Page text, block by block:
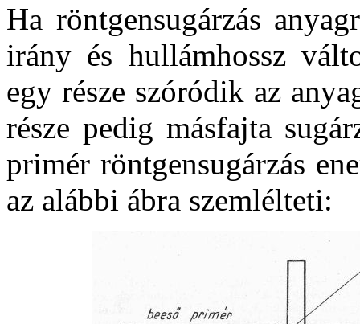
Ha röntgensugárzás
irány és hullámhossz
egy része szóródik az
része pedig másfajta
primér röntgensugárzás
az alábbi ábra szemlélteti: